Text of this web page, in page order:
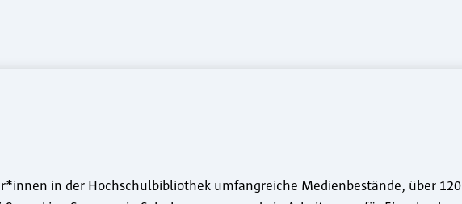
in der Hochschulbibliothek umfangreiche Medienbestände, über 120